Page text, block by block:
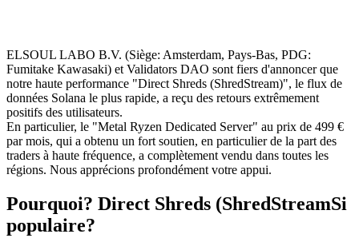
ELSOUL LABO B.V. (Siège: Amsterdam, Pays-Bas, PDG:
Fumitake Kawasaki) et Validators DAO sont fiers d'annoncer que
notre haute performance "Direct Shreds (ShredStream)", le flux de
données Solana le plus rapide, a reçu des retours extrêmement
positifs des utilisateurs.
En particulier, le "Metal Ryzen Dedicated Server" au prix de 499 €
par mois, qui a obtenu un fort soutien, en particulier de la part des
traders à haute fréquence, a complètement vendu dans toutes les
régions. Nous apprécions profondément votre appui.
Pourquoi? Direct Shreds (ShredStreamSi
populaire?